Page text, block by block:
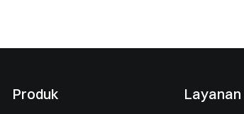
Produk Layanan